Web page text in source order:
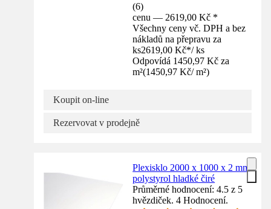
(6)
cenu — 2619,00 Kč *
Všechny ceny vč. DPH a bez
nákladů na přepravu za
ks2619,00 Kč*/ ks
Odpovídá 1450,97 Kč za
m²(1450,97 Kč/ m²)
Koupit on-line
Rezervovat v prodejně
Plexisklo 2000 x 1000 x 2 mm
polystyrol hladké čiré
Průměrné hodnocení: 4.5 z 5
hvězdiček. 4 Hodnocení.